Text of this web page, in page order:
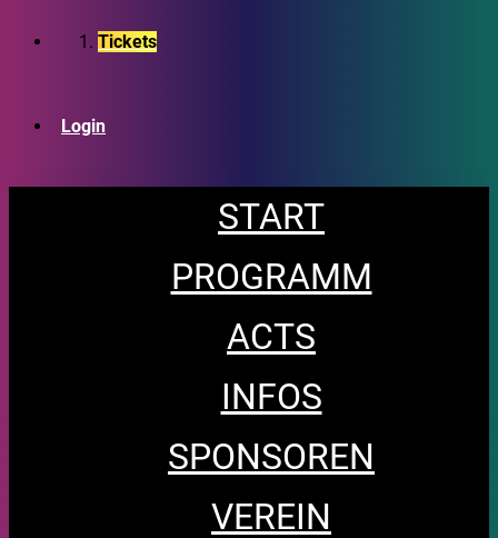
Tickets
Login
START
PROGRAMM
ACTS
INFOS
SPONSOREN
VEREIN